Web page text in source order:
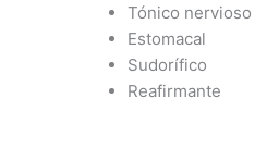
Tónico nervioso
Estomacal
Sudorífico
Reafirmante